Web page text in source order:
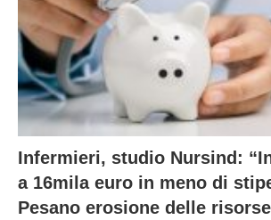
Infermieri, studio Nursind:
a 16mila euro in meno di
Pesano erosione delle